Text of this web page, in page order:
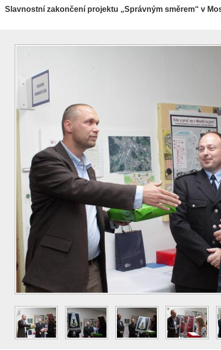
Slavnostní zakončení projektu „Správným směrem“ v